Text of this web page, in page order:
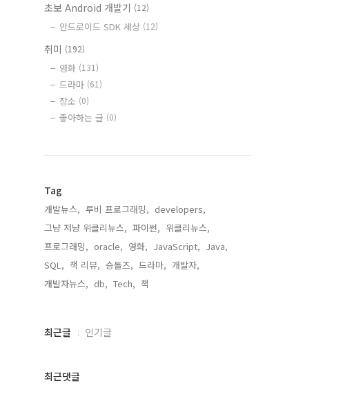
초보 Android 개발기 (12)
안드로이드 SDK 세상 (12)
취미 (192)
영화 (131)
드라마 (61)
장소 (0)
좋아하는 글 (0)
Tag
개발뉴스, 루비 프로그래밍, developers,
그냥 저냥 위클리뉴스, 파이썬, 위클리뉴스,
프로그래밍, oracle, 영화, JavaScript, Java,
SQL, 책 리뷰, 승돌즈, 드라마, 개발자,
개발자뉴스, db, Tech, 책,
최
과
최근글 인기글
최근댓글